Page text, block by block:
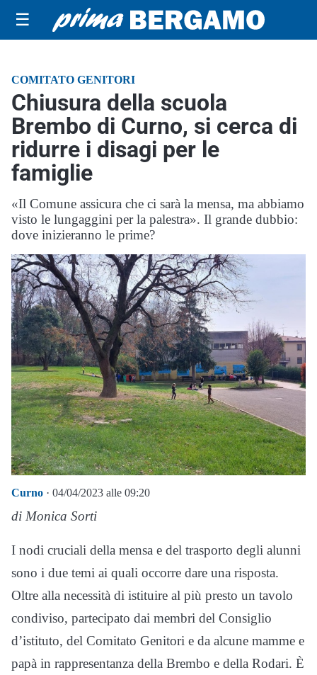
☰
COMITATO GENITORI
Chiusura della scuola
Brembo di Curno, si cerca di
ridurre i disagi per le
famiglie
«Il Comune assicura che ci sarà la mensa, ma abbiamo
visto le lungaggini per la palestra». Il grande dubbio:
dove inizieranno le prime?
Curno · 04/04/2023 alle 09:20
di Monica Sorti
I nodi cruciali della mensa e del trasporto degli alunni
sono i due temi ai quali occorre dare una risposta.
Oltre alla necessità di istituire al più presto un tavolo
condiviso, partecipato dai membri del Consiglio
d’istituto, del Comitato Genitori e da alcune mamme e
papà in rappresentanza della Brembo e della Rodari. È